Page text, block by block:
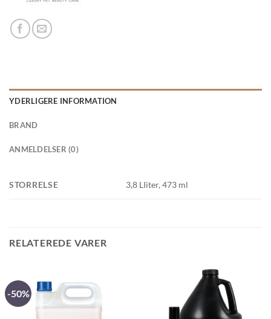
YDERLIGERE INFORMATION
BRAND
ANMELDELSER (0)
STORRELSE 3,8 LIiter, 473 ml
RELATEREDE VARER
-50%